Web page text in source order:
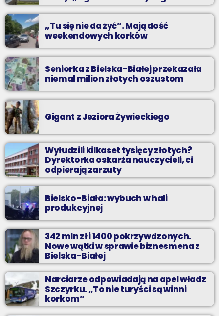
praca”
„Tu się nie da żyć”. Mają dość
weekendowych korków
Seniorka z Bielska-Białej przekazała
niemal milion złotych oszustom
Gigant z Jeziora Żywieckiego
Wyłudzili kilkaset tysięcy złotych?
Dyrektorka oskarża nauczycieli, ci
odpierają zarzuty
Bielsko-Biała: wybuch w hali
produkcyjnej
342 mln zł i 1400 pokrzywdzonych.
Nowe wątki w sprawie biznesmena z
Bielska-Białej
Narciarze odpowiadają na apel władz
Szczyrku. „To nie turyści są winni
korkom”